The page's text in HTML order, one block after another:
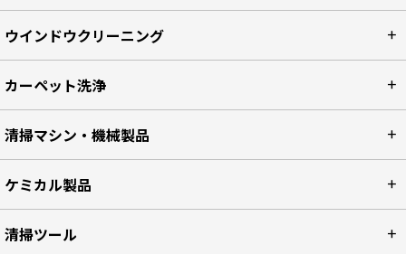
ウインドウクリーニング
カーペット洗浄
清掃マシン・機械製品
ケミカル製品
清掃ツール